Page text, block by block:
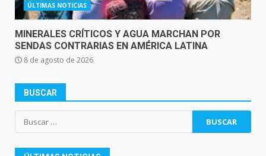
ÚLTIMAS NOTICIAS
MINERALES CRÍTICOS Y AGUA MARCHAN POR
SENDAS CONTRARIAS EN AMÉRICA LATINA
8 de agosto de 2026
BUSCAR
Buscar: